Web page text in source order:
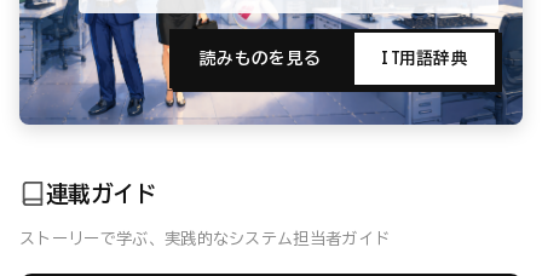
読みものを見る IT用語辞典
連載ガイド
ストーリーで学ぶ、実践的なシステム担当者ガイド